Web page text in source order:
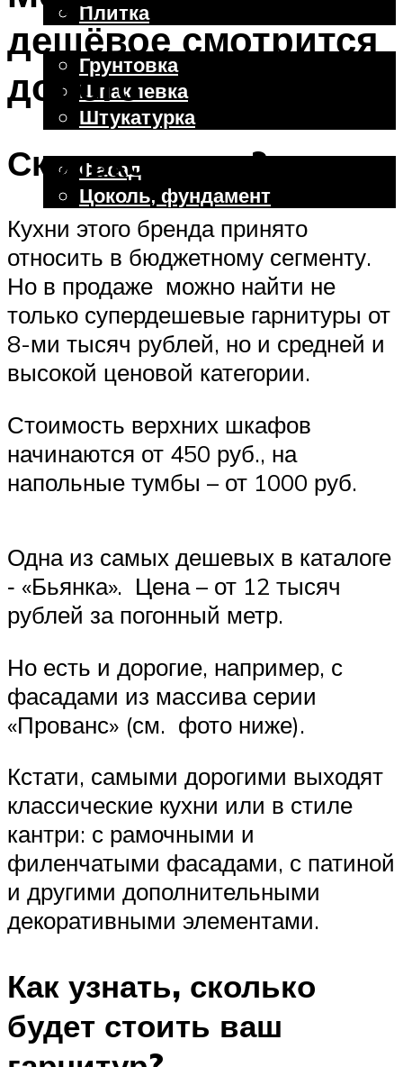
Плитка
Отделочные работы
Грунтовка
Шпаклевка
Штукатурка
Фасад
Цоколь, фундамент
Меню
дешёвое смотрится
дорого
Сколько стоит?
Кухни этого бренда принято
относить в бюджетному сегменту.
Но в продаже можно найти не
только супердешевые гарнитуры от
8-ми тысяч рублей, но и средней и
высокой ценовой категории.
Стоимость верхних шкафов
начинаются от 450 руб., на
напольные тумбы – от 1000 руб.
Одна из самых дешевых в каталоге
‑ «Бьянка». Цена – от 12 тысяч
рублей за погонный метр.
Но есть и дорогие, например, с
фасадами из массива серии
«Прованс» (см. фото ниже).
Кстати, самыми дорогими выходят
классические кухни или в стиле
кантри: с рамочными и
филенчатыми фасадами, с патиной
и другими дополнительными
декоративными элементами.
Как узнать, сколько
будет стоить ваш